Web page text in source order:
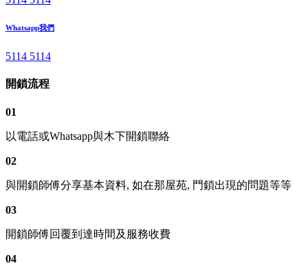
Whatsapp我們
5114 5114
開鎖流程
01
以電話或Whatsapp與木下開鎖聯絡
02
與開鎖師傅分享基本資料, 如在那屋苑, 門鎖出現的問題等等
03
開鎖師傅回覆到達時間及服務收費
04